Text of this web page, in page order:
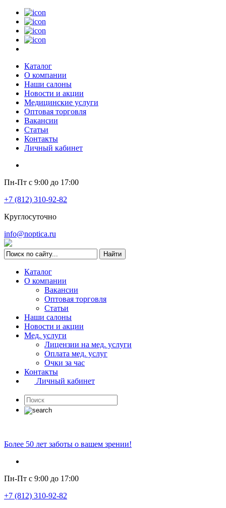
Каталог
О компании
Наши салоны
Новости и акции
Медицинские услуги
Оптовая торговля
Вакансии
Статьи
Контакты
Личный кабинет
Пн-Пт с 9:00 до 17:00
+7 (812) 310-92-82
Круглосуточно
info@noptica.ru
Каталог
О компании
Вакансии
Оптовая торговля
Статьи
Наши салоны
Новости и акции
Мед. услуги
Лицензии на мед. услуги
Оплата мед. услуг
Очки за час
Контакты
Личный кабинет
Более 50 лет заботы о вашем зрении!
Пн-Пт с 9:00 до 17:00
+7 (812) 310-92-82